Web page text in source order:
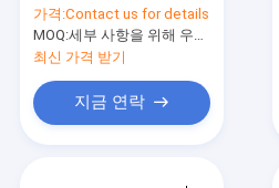
가격:Contact us for details
MOQ:세부 사항을 위해 우리와 연락하세요
최신 가격 받기
지금 연락